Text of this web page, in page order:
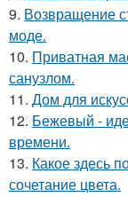
9. Возвращение
моде.
10. Приватная
санузлом.
11. Дом для
12. Бежевый -
времени.
13. Какое здесь
сочетание цвета.